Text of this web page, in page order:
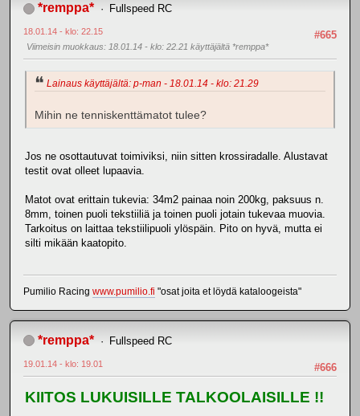
*remppa* Fullspeed RC
#665
18.01.14 - klo: 22.15
Viimeisin muokkaus: 18.01.14 - klo: 22.21 käyttäjältä *remppa*
Lainaus käyttäjältä: p-man - 18.01.14 - klo: 21.29
Mihin ne tenniskenttämatot tulee?
Jos ne osottautuvat toimiviksi, niin sitten krossiradalle. Alustavat
testit ovat olleet lupaavia.
Matot ovat erittain tukevia: 34m2 painaa noin 200kg, paksuus n.
8mm, toinen puoli tekstiiliä ja toinen puoli jotain tukevaa muovia.
Tarkoitus on laittaa tekstiilipuoli ylöspäin. Pito on hyvä, mutta ei
silti mikään kaatopito.
Pumilio Racing www.pumilio.fi "osat joita et löydä kataloogeista"
*remppa* Fullspeed RC
#666
19.01.14 - klo: 19.01
KIITOS LUKUISILLE TALKOOLAISILLE !!